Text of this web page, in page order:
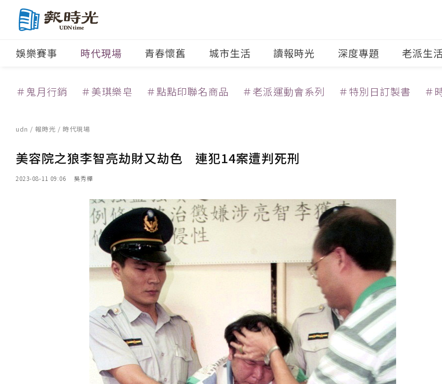
娛樂賽事 時代現場 青春懷舊 城市生活 讀報時光 深度專題 老派生
＃鬼月行銷 ＃美琪樂皂 ＃點點印聯名商品 ＃老派運動會系列 ＃特別日訂製書 ＃
udn / 報時光 / 時代現場
美容院之狼李智亮劫財又劫色 連犯14案遭判死刑
2023-08-11 09:06 吳秀樺